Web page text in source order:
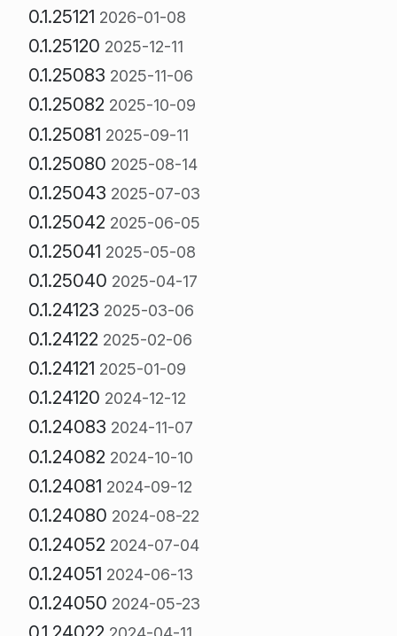
0.1.25121 2026-01-08
0.1.25120 2025-12-11
0.1.25083 2025-11-06
0.1.25082 2025-10-09
0.1.25081 2025-09-11
0.1.25080 2025-08-14
0.1.25043 2025-07-03
0.1.25042 2025-06-05
0.1.25041 2025-05-08
0.1.25040 2025-04-17
0.1.24123 2025-03-06
0.1.24122 2025-02-06
0.1.24121 2025-01-09
0.1.24120 2024-12-12
0.1.24083 2024-11-07
0.1.24082 2024-10-10
0.1.24081 2024-09-12
0.1.24080 2024-08-22
0.1.24052 2024-07-04
0.1.24051 2024-06-13
0.1.24050 2024-05-23